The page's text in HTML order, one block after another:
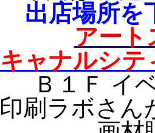
出店場所を
アート
キャナルシテ
Ｂ１Ｆ イ
印刷ラボさん